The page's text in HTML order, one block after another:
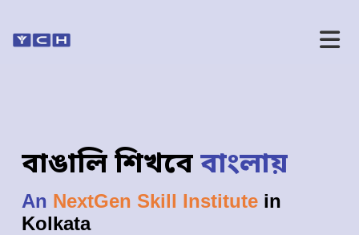
বাঙালি শিখবেবাংলায়
An NextGen Skill Institute in
Kolkata